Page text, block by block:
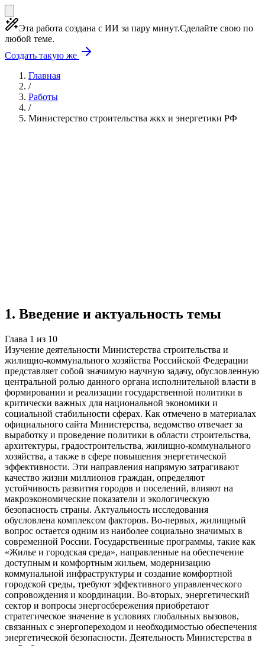
Эта работа создана с ИИ за пару минут.Сделайте свою по
любой теме.
Создать такую же
Главная
/
Работы
/
Министерство строительства жкх и энергетики РФ
1. Введение и актуальность темы
Глава 1 из 10
Изучение деятельности Министерства строительства и
жилищно-коммунального хозяйства Российской Федерации
представляет собой значимую научную задачу, обусловленную
центральной ролью данного органа исполнительной власти в
формировании и реализации государственной политики в
критически важных для национальной экономики и
социальной стабильности сферах. Как отмечено в материалах
официального сайта Министерства, ведомство отвечает за
выработку и проведение политики в области строительства,
архитектуры, градостроительства, жилищно-коммунального
хозяйства, а также в сфере повышения энергетической
эффективности. Эти направления напрямую затрагивают
качество жизни миллионов граждан, определяют
устойчивость развития городов и поселений, влияют на
макроэкономические показатели и экологическую
безопасность страны. Актуальность исследования
обусловлена комплексом факторов. Во-первых, жилищный
вопрос остается одним из наиболее социально значимых в
современной России. Государственные программы, такие как
«Жилье и городская среда», направленные на обеспечение
доступным и комфортным жильем, модернизацию
коммунальной инфраструктуры и создание комфортной
городской среды, требуют эффективного управленческого
сопровождения и координации. Во-вторых, энергетический
сектор и вопросы энергосбережения приобретают
стратегическое значение в условиях глобальных вызовов,
связанных с энергопереходом и необходимостью обеспечения
энергетической безопасности. Деятельность Министерства в